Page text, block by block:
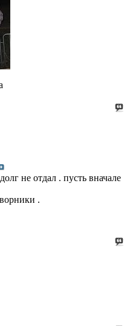
не отдал . пусть вначале
.